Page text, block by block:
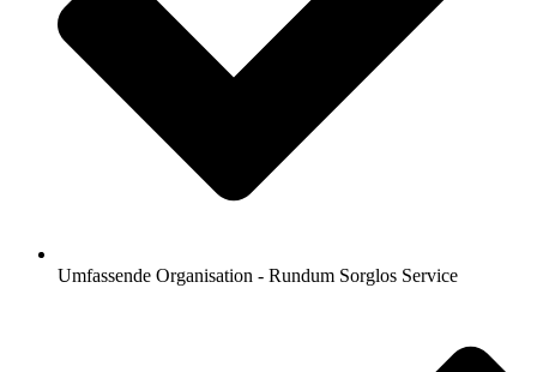
Umfassende Organisation - Rundum Sorglos Service